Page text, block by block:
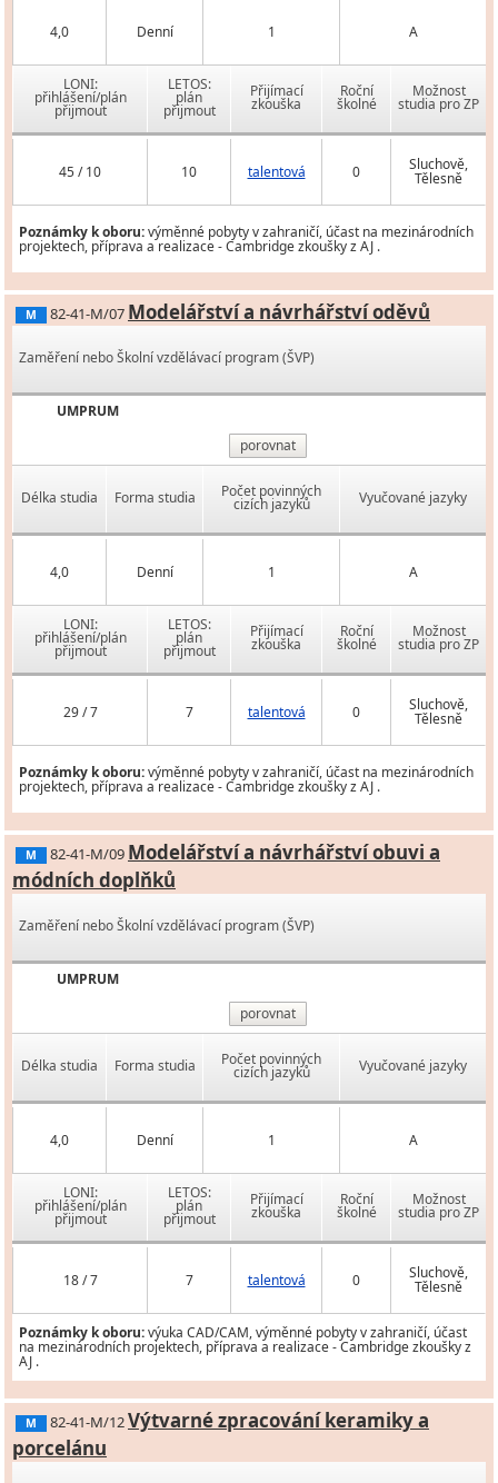
4,0 Denní 1 A
LONI:
přihlášení/plán
přijmout
LETOS:
plán
přijmout
Přijímací
zkouška
Roční
školné
Možnost
studia pro ZP
45 / 10 10 talentová 0 Sluchově,
Tělesně
Poznámky k oboru:výměnné pobyty v zahraničí, účast na mezinárodních
projektech, příprava a realizace - Cambridge zkoušky z AJ .
M 82-41-M/07 Modelářství a návrhářství oděvů
Zaměření nebo Školní vzdělávací program (ŠVP)
UMPRUM
porovnat
Délka studia Forma studia Počet povinných
cizích jazyků Vyučované jazyky
4,0 Denní 1 A
LONI:
přihlášení/plán
přijmout
LETOS:
plán
přijmout
Přijímací
zkouška
Roční
školné
Možnost
studia pro ZP
29 / 7 7 talentová 0 Sluchově,
Tělesně
Poznámky k oboru:výměnné pobyty v zahraničí, účast na mezinárodních
projektech, příprava a realizace - Cambridge zkoušky z AJ .
M 82-41-M/09 Modelářství a návrhářství obuvi a
módních doplňků
Zaměření nebo Školní vzdělávací program (ŠVP)
UMPRUM
porovnat
Délka studia Forma studia Počet povinných
cizích jazyků Vyučované jazyky
4,0 Denní 1 A
LONI:
přihlášení/plán
přijmout
LETOS:
plán
přijmout
Přijímací
zkouška
Roční
školné
Možnost
studia pro ZP
18 / 7 7 talentová 0 Sluchově,
Tělesně
Poznámky k oboru:výuka CAD/CAM, výměnné pobyty v zahraničí, účast
na mezinárodních projektech, příprava a realizace - Cambridge zkoušky z
AJ .
M 82-41-M/12Výtvarné zpracování keramiky a
porcelánu